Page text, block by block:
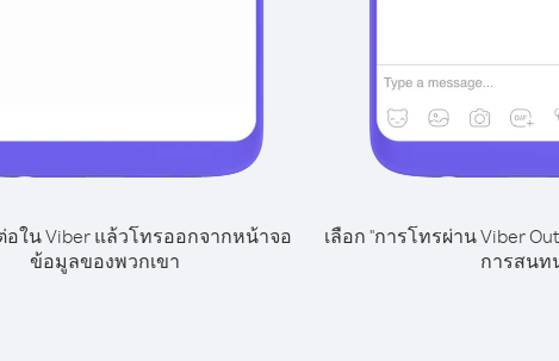
อใน Viber แล้วโทรออกจากหน้าจอ
ข้อมูลของพวกเขา
เลือก "การโทรผ่าน Viber
การสนท